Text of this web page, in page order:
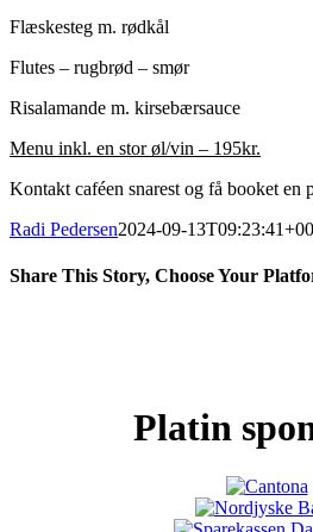
Flæskesteg m. rødkål
Flutes – rugbrød – smør
Risalamande m. kirsebærsauce
Menu inkl. en stor øl/vin – 195kr.
Kontakt caféen snarest og få booket en
Radi Pedersen2024-09-
Share This Story, Choose Your
Platin